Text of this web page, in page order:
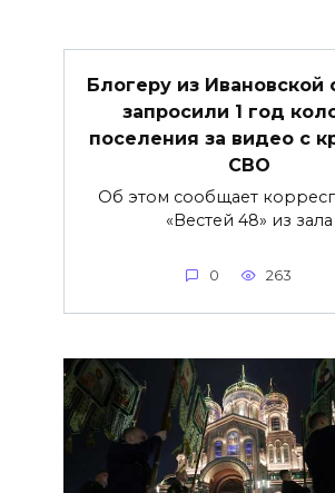
Блогеру из Ивановской
запросили 1 год
поселения за видео с
СВО
Об этом сообщает
«Вестей 48» из зала
0 263